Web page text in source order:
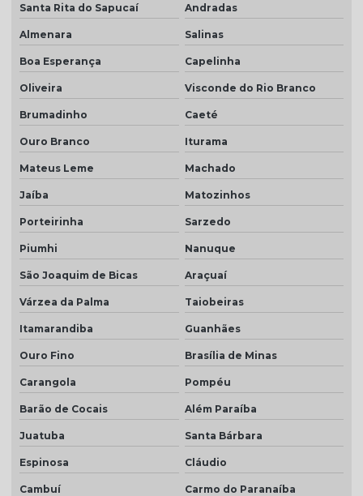
Santa Rita do Sapucaí Andradas
Almenara Salinas
Boa Esperança Capelinha
Oliveira Visconde do Rio Branco
Brumadinho Caeté
Ouro Branco Iturama
Mateus Leme Machado
Jaíba Matozinhos
Porteirinha Sarzedo
Piumhi Nanuque
São Joaquim de Bicas Araçuaí
Várzea da Palma Taiobeiras
Itamarandiba Guanhães
Ouro Fino Brasília de Minas
Carangola Pompéu
Barão de Cocais Além Paraíba
Juatuba Santa Bárbara
Espinosa Cláudio
Cambuí Carmo do Paranaíba